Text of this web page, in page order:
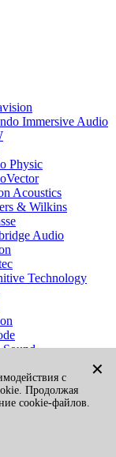
Immersive Audio
Physic
Acoustics
& Wilkins
Audio
Technology
Sound
Audio
✕
с
Продолжая
cookie-файлов.